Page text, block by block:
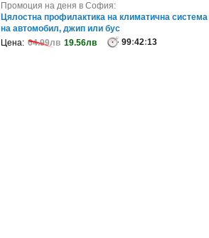
Промоция на деня в София:
Лека просветляваща и хидратираща терапия на
лице
Цена: 154.51лв 97.77лв 84:42:13
Промоция на деня в София:
Цялостна профилактика на климатична система
на автомобил, джип или бус
Цена: 64.99лв 19.56лв 99:42:13